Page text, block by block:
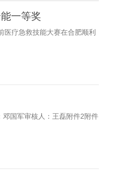
一等奖
疗急救技能大赛在合肥顺利
国军审核人：王磊附件2附件